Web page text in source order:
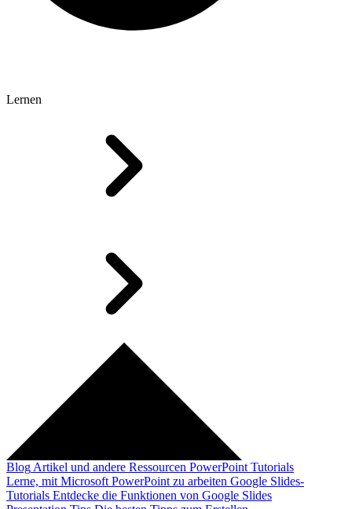
Lernen
Blog Artikel und andere Ressourcen PowerPoint Tutorials
Lerne, mit Microsoft PowerPoint zu arbeiten Google Slides-
Tutorials Entdecke die Funktionen von Google Slides